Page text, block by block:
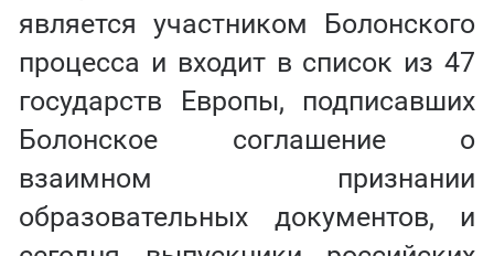
является участником Болонского
процесса и входит в список из 47
государств Европы, подписавших
Болонское соглашение о
взаимном признании
образовательных документов, и